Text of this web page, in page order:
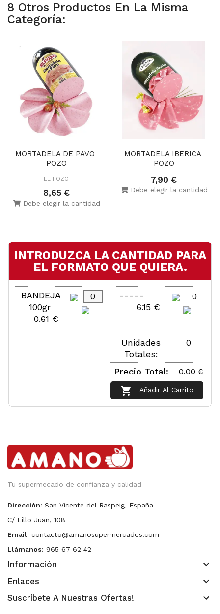
8 Otros Productos En La Misma
Categoría:
MORTADELA DE PAVO
POZO
EL POZO
8,65 €
Debe elegir la cantidad
MORTADELA IBERICA
POZO
7,90 €
Debe elegir la cantidad
INTRODUZCA LA CANTIDAD PARA
EL FORMATO QUE QUIERA.
BANDEJA
100gr
0.61 €
-----
6.15 €
Unidades
Totales:
0
Precio Total: 0.00 €
 Añadir Al Carrito
Tu supermecado de confianza y calidad
Dirección: San Vicente del Raspeig, España
C/ Lillo Juan, 108
Email: contacto@amanosupermercados.com
Llámanos: 965 67 62 42
Información keyboard_arrow_down
Enlaces keyboard_arrow_down
Suscríbete A Nuestras Ofertas! keyboard_arrow_down